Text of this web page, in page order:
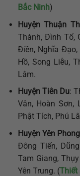
Bắc Ninh)
Huyện Thuận
Thành, Đình Tổ,
Điền, Nghĩa Đạo,
Hồ, Song Liễu,
Lâm.
Huyện Tiên Du:
Vân, Hoàn Sơn,
Phật Tích, Phú
Huyện Yên Phong
Đông Tiến,
Tam Giang,
Yên Trung. (Thiết